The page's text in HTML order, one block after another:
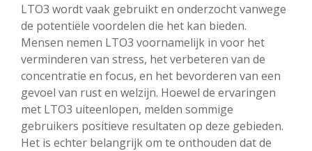
LTO3 wordt vaak gebruikt en onderzocht vanwege
de potentiële voordelen die het kan bieden.
Mensen nemen LTO3 voornamelijk in voor het
verminderen van stress, het verbeteren van de
concentratie en focus, en het bevorderen van een
gevoel van rust en welzijn. Hoewel de ervaringen
met LTO3 uiteenlopen, melden sommige
gebruikers positieve resultaten op deze gebieden.
Het is echter belangrijk om te onthouden dat de